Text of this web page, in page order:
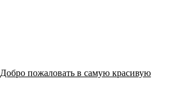
Добро пожаловать в самую красивую